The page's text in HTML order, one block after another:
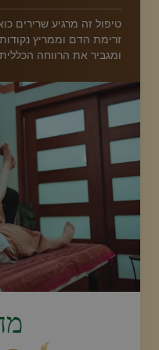
טיפול זה מרגיע שרירים
זרימת הדם וממריץ
ומגביר את הרווחה